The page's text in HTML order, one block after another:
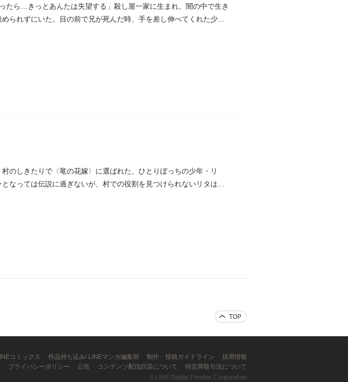
たら…きっとあんたは失望する」殺し屋一家に生まれ、闇の中で生き
られずにいた。目の前で兄が死んだ時、手を差し伸べてくれた少
しきたりで〈竜の花嫁〉に選ばれた、ひとりぼっちの少年・リ
なっては伝説に過ぎないが、村での役割を見つけられないリタは、
コミックス 作品持ち込み/ LINEマンガ編集部 制作・投稿ガイドライン
採用情報
プライバシーポリシー 公告 コンテンツ配信許諾について
特定商取引法について
© LINE Digital Frontier Corporation